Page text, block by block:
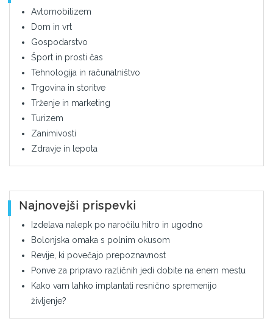
Avtomobilizem
Dom in vrt
Gospodarstvo
Šport in prosti čas
Tehnologija in računalništvo
Trgovina in storitve
Trženje in marketing
Turizem
Zanimivosti
Zdravje in lepota
Najnovejši prispevki
Izdelava nalepk po naročilu hitro in ugodno
Bolonjska omaka s polnim okusom
Revije, ki povečajo prepoznavnost
Ponve za pripravo različnih jedi dobite na enem mestu
Kako vam lahko implantati resnično spremenijo
življenje?